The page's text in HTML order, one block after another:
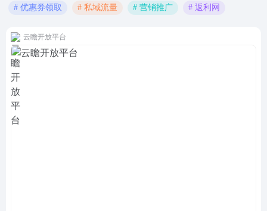
# 优惠券领取 # 私域流量 # 营销推广 # 返利网
云瞻开放平台